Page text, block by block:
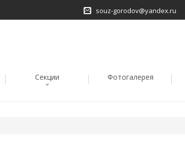
souz-gorodov@yandex.ru
Секции Фотогалерея